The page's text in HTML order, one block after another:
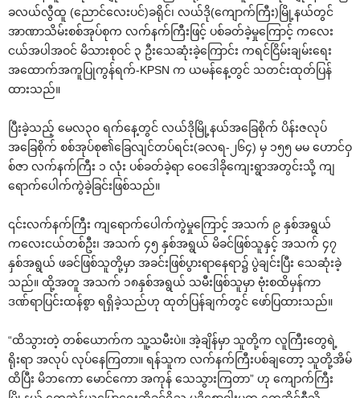
ခလယ်လွီထူ (ညောင်လေးပင်)ခရိုင်၊ လယ်ဒို(ကျောက်ကြီး)မြို့နယ်တွင်
အာဏာသိမ်းစစ်အုပ်စုက လက်နက်ကြီးဖြင့် ပစ်ခတ်ခဲ့မှုကြောင့် ကလေး
ငယ်အပါအဝင် မိသားစုဝင် ၃ ဦးသေဆုံးခဲ့ကြောင်း ကရင်ငြိမ်းချမ်းရေး
အထောက်အကူပြုကွန်ရက်-KPSN က ယမန်နေ့တွင် သတင်းထုတ်ပြန်
ထားသည်။
ပြီးခဲ့သည့် မေလ၃၀ ရက်နေ့တွင် လယ်ဒိုမြို့နယ်အခြေစိုက် ပိန်းဇလုပ်
အခြေစိုက် စစ်အုပ်စု၏ခြေလျင်တပ်ရင်း(ခလရ-၂၆၄) မှ ၁၅၅ မမ ဟောင်ဝှ
စ်ဇာ လက်နက်ကြီး ၁ လုံး ပစ်ခတ်ခဲ့ရာ ဝေ‌ဒေါခို‌ကျေးရွာအတွင်းသို့ ကျ
ရောက်ပေါက်ကွဲခဲ့ခြင်းဖြစ်သည်။
၎င်းလက်နက်ကြီး ကျရောက်ပေါက်ကွဲမှုကြောင့် အသက် ၉ နှစ်အရွယ်
ကလေးငယ်တစ်ဦး၊ အသက် ၄၅ နှစ်အရွယ် မိခင်ဖြစ်သူနှင့် အသက် ၄၇
နှစ်အရွယ် ဖခင်ဖြစ်သူတို့မှာ အခင်းဖြစ်ပွားရာနေရာ၌ ပွဲချင်းပြီး သေဆုံးခဲ့
သည်။ ထို့အတူ အသက် ၁၈နှစ်အရွယ် သမီးဖြစ်သူမှာ ဗုံးစထိမှန်ကာ
ဒဏ်ရာပြင်းထန်စွာ ရရှိခဲ့သည်ဟု ထုတ်ပြန်ချက်တွင် ဖော်ပြထားသည်။
“ထိသွားတဲ့ တစ်ယောက်က သူ့သမီးပဲ။ အဲ့ချိန်မှာ သူတို့က လူကြီးတွေရဲ့
ရိုးရာ အလုပ် လုပ်နေကြတာ။ ရန်သူက လက်နက်ကြီးပစ်ချတော့ သူတို့အိမ်
ထိပြီး မိဘကော မောင်ကော အကုန် သေသွားကြတာ” ဟု ကျောက်ကြီး